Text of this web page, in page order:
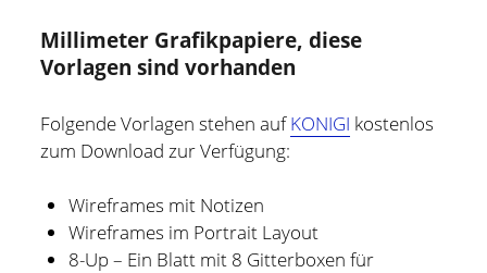
Millimeter Grafikpapiere, diese
Vorlagen sind vorhanden
Folgende Vorlagen stehen aufKONIGI kostenlos
zum Download zur Verfügung:
Wireframes mit Notizen
Wireframes im Portrait Layout
8-Up – Ein Blatt mit 8 Gitterboxen für